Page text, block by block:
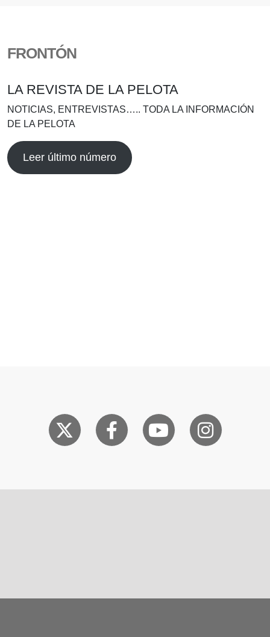
FRONTÓN
LA REVISTA DE LA PELOTA
NOTICIAS, ENTREVISTAS….. TODA LA INFORMACIÓN
DE LA PELOTA
Leer último número